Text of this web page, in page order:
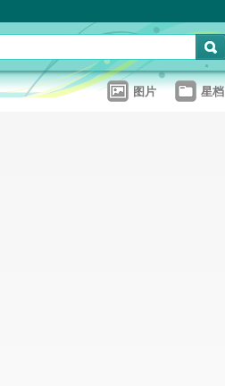
图片 星档